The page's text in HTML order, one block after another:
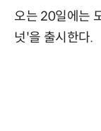
오는 20일에는
넛'을 출시한다.